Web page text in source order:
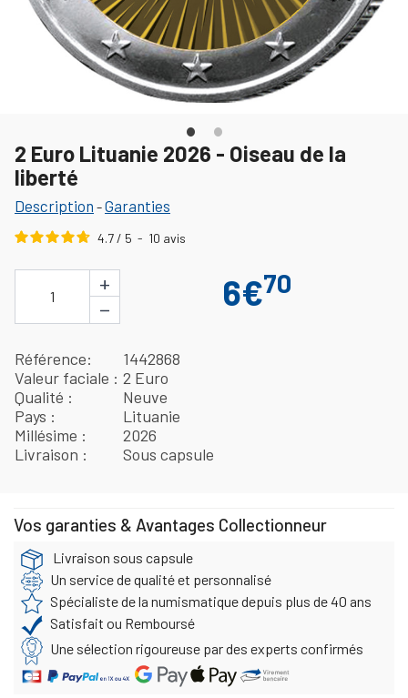
2 Euro Lituanie 2026 - Oiseau de la
liberté
Description -Garanties
4.7/ 5 - 10 avis
1
+
−
6€70
Référence
1442868
Valeur faciale
2 Euro
Qualité
Neuve
Pays
Lituanie
Millésime
2026
Livraison
Sous capsule
Vos garanties & Avantages Collectionneur
Livraison sous capsule
Un service de qualité et personnalisé
Spécialiste de la numismatique depuis plus de 40 ans
Satisfait ou Remboursé
Une sélection rigoureuse par des experts confirmés